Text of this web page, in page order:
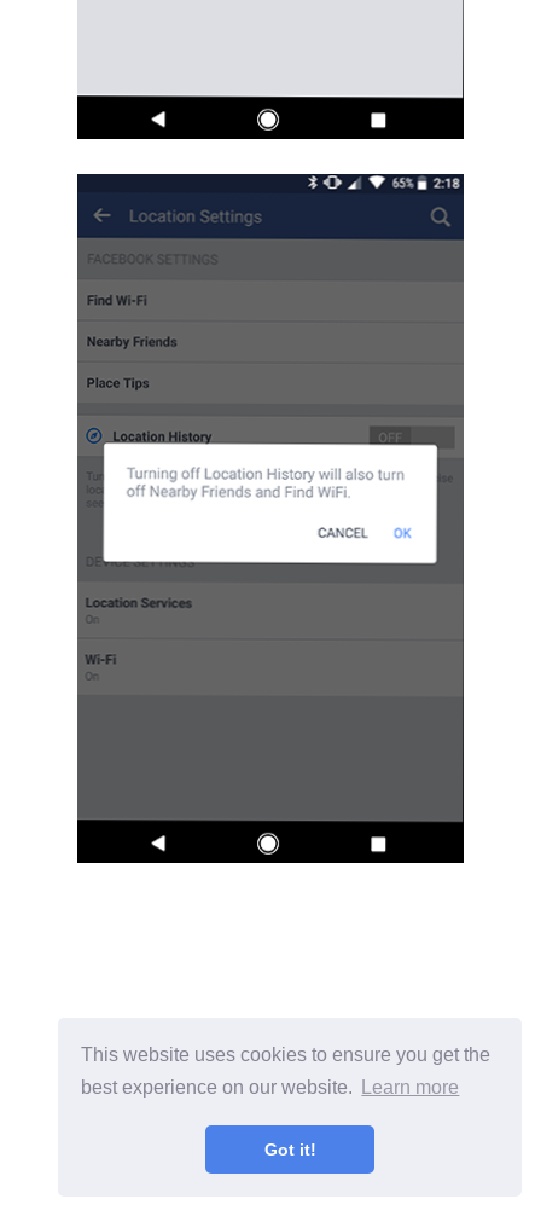
This website uses cookies to ensure you get the
best experience on our website.
Learn more
Got it!